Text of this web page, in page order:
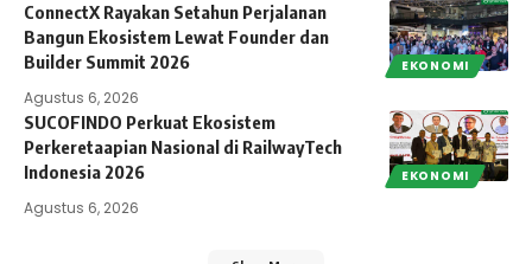
EKONOMI
ConnectX Rayakan Setahun Perjalanan
Bangun Ekosistem Lewat Founder dan
Builder Summit 2026
Agustus 6, 2026
EKONOMI
SUCOFINDO Perkuat Ekosistem
Perkeretaapian Nasional di RailwayTech
Indonesia 2026
Agustus 6, 2026